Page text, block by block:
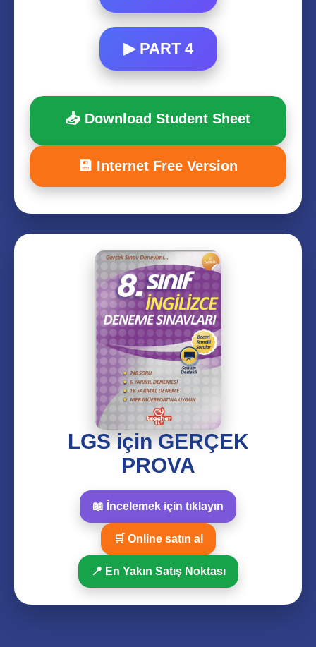
▶ PART 4
📥 Download Student Sheet
💾 Internet Free Version
LGS için GERÇEK
PROVA
📖 İncelemek için tıklayın
🛒 Online satın al
📍 En Yakın Satış Noktası